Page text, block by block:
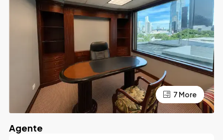
3 More
7 More
Agente